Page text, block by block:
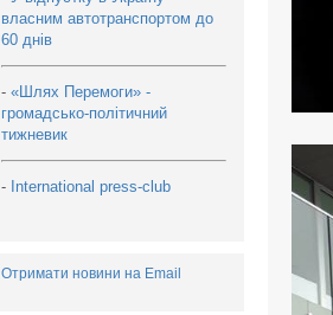
власним автотранспортом до
60 днів
- «Шлях Перемоги» -
громадсько-політичний
тижневик
- International press-club
Отримати новини на Email